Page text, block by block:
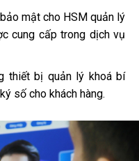
mật cho HSM quản lý
cung cấp trong dịch vụ
thiết bị quản lý khoá bí
số cho khách hàng.